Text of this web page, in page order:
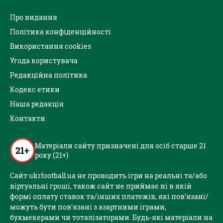
Про видання
Політика конфіденційності
Використання cookies
Угода користувача
Редакційна політика
Кодекс етики
Наша редакція
Контакти
21+ Матеріали сайту призначені для осіб старше 21
року (21+)
Сайт ukrfootball.ua не проводить ігри на реальні та/або
віртуальні гроші, також сайт не приймає ні в якій
формі оплату ставок та/інших платежів, які пов’язані/
можуть бути пов’язані з азартними іграми,
букмекерами чи тоталізаторами. Будь-які матеріали на